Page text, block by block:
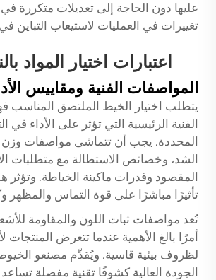
عليها دون الحاجة إلى تعديلات متكررة
تغييرات في العمليات لاستيعاب
اعتبارات اختيار المواد
المواصفات الفنية ومقاييس
يتطلب اختيار الخيط الملتصق المناسب
الفنية الرئيسية التي تؤثر على الأداء في
المحددة. يجب أن تتماشى مواصفات وزن
الشد، وخصائص الاستطالة مع متطلبات
المقصود وقدرات ماكينة الخياطة. وتؤثر
تأثيرًا مباشرًا على قوة التماس والمظهر
تُعد مواصفات ثبات اللون والمقاومة
أمرًا بالغ الأهمية عندما تتعرض
لظروف بيئية قاسية. ويُقدِّم مصنعو
الجودة العالية كشوفًا تقنية مفصلة تساعد